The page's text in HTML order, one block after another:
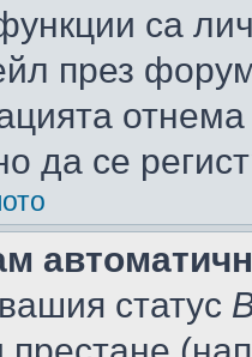
са
през
да се
статус